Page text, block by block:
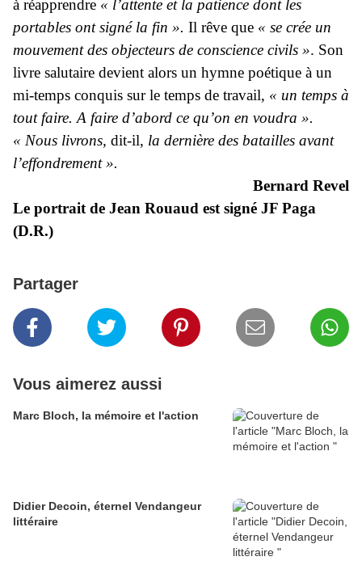
à réapprendre « l’attente et la patience dont les
portables ont signé la fin ». Il rêve que « se crée un
mouvement des objecteurs de conscience civils ». Son
livre salutaire devient alors un hymne poétique à un
mi-temps conquis sur le temps de travail, « un temps à
tout faire. A faire d’abord ce qu’on en voudra ».
« Nous livrons, dit-il, la dernière des batailles avant
l’effondrement ».
Bernard Revel
Le portrait de Jean Rouaud est signé JF Paga
(D.R.)
Partager
Vous aimerez aussi
Marc Bloch, la mémoire et l'action
Didier Decoin, éternel Vendangeur
littéraire